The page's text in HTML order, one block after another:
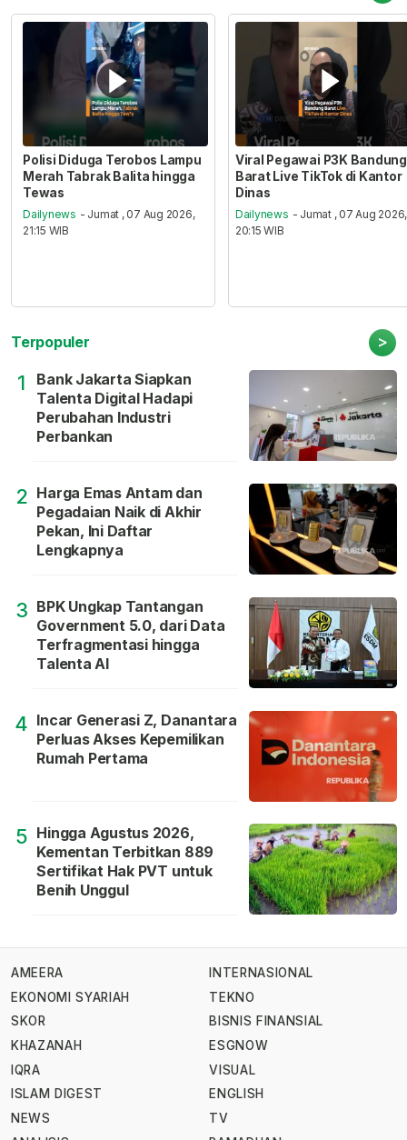
Polisi Diduga Terobos Lampu
Merah Tabrak Balita hingga
Tewas
Dailynews - Jumat , 07 Aug 2026,
21:15 WIB
Viral Pegawai P3K Bandung
Barat Live TikTok di Kantor
Dinas
Dailynews - Jumat , 07 Aug 2026,
20:15 WIB
Terpopuler >
1
Bank Jakarta Siapkan
Talenta Digital Hadapi
Perubahan Industri
Perbankan
2 Harga Emas Antam dan
Pegadaian Naik di Akhir
Pekan, Ini Daftar
Lengkapnya
3 BPK Ungkap Tantangan
Government 5.0, dari Data
Terfragmentasi hingga
Talenta AI
4 Incar Generasi Z, Danantara
Perluas Akses Kepemilikan
Rumah Pertama
5 Hingga Agustus 2026,
Kementan Terbitkan 889
Sertifikat Hak PVT untuk
Benih Unggul
AMEERA
EKONOMI SYARIAH
SKOR
KHAZANAH
IQRA
ISLAM DIGEST
NEWS
INTERNASIONAL
TEKNO
BISNIS FINANSIAL
ESGNOW
VISUAL
ENGLISH
TV